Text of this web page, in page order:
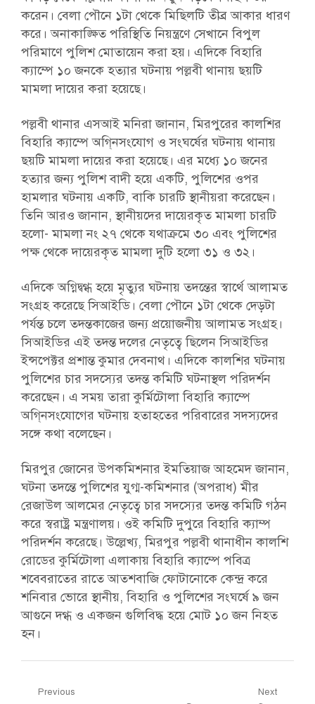
করেন। বেলা পৌনে ১টা থেকে মিছিলটি তীব্র আকার ধারণ
করে। অনাকাঙ্ক্ষিত পরিস্থিতি নিয়ন্ত্রণে সেখানে বিপুল
পরিমাণে পুলিশ মোতায়েন করা হয়। এদিকে বিহারি
ক্যাম্পে ১০ জনকে হত্যার ঘটনায় পল্লবী থানায় ছয়টি
মামলা দায়ের করা হয়েছে।
পল্লবী থানার এসআই মনিরা জানান, মিরপুরের কালশির
বিহারি ক্যাম্পে অগি্নসংযোগ ও সংঘর্ষের ঘটনায় থানায়
ছয়টি মামলা দায়ের করা হয়েছে। এর মধ্যে ১০ জনের
হত্যার জন্য পুলিশ বাদী হয়ে একটি, পুলিশের ওপর
হামলার ঘটনায় একটি, বাকি চারটি স্থানীয়রা করেছেন।
তিনি আরও জানান, স্থানীয়দের দায়েরকৃত মামলা চারটি
হলো- মামলা নং ২৭ থেকে যথাক্রমে ৩০ এবং পুলিশের
পক্ষ থেকে দায়েরকৃত মামলা দুটি হলো ৩১ ও ৩২।
এদিকে অগ্নিদ্বগ্ধ হয়ে মৃত্যুর ঘটনায় তদন্তের স্বার্থে আলামত
সংগ্রহ করেছে সিআইডি। বেলা পৌনে ১টা থেকে দেড়টা
পর্যন্ত চলে তদন্তকাজের জন্য প্রয়োজনীয় আলামত সংগ্রহ।
সিআইডির এই তদন্ত দলের নেতৃত্বে ছিলেন সিআইডির
ইন্সপেক্টর প্রশান্ত কুমার দেবনাথ। এদিকে কালশির ঘটনায়
পুলিশের চার সদস্যের তদন্ত কমিটি ঘটনাস্থল পরিদর্শন
করেছেন। এ সময় তারা কুর্মিটোলা বিহারি ক্যাম্পে
অগি্নসংযোগের ঘটনায় হতাহতের পরিবারের সদস্যদের
সঙ্গে কথা বলেছেন।
মিরপুর জোনের উপকমিশনার ইমতিয়াজ আহমেদ জানান,
ঘটনা তদন্তে পুলিশের যুগ্ম-কমিশনার (অপরাধ) মীর
রেজাউল আলমের নেতৃত্বে চার সদস্যের তদন্ত কমিটি গঠন
করে স্বরাষ্ট্র মন্ত্রণালয়। ওই কমিটি দুপুরে বিহারি ক্যাম্প
পরিদর্শন করেছে। উল্লেখ্য, মিরপুর পল্লবী থানাধীন কালশি
রোডের কুর্মিটোলা এলাকায় বিহারি ক্যাম্পে পবিত্র
শবেবরাতের রাতে আতশবাজি ফোটানোকে কেন্দ্র করে
শনিবার ভোরে স্থানীয়, বিহারি ও পুলিশের সংঘর্ষে ৯ জন
আগুনে দগ্ধ ও একজন গুলিবিদ্ধ হয়ে মোট ১০ জন নিহত
হন।
Post
Previous
Next